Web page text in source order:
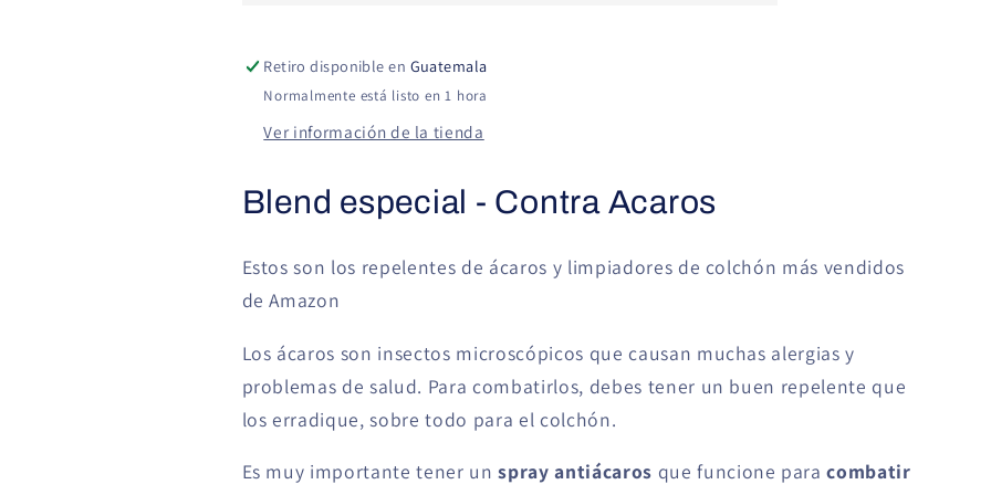
Retiro disponible en Guatemala
Normalmente está listo en 1 hora
Ver información de la tienda
Blend especial - Contra Acaros
Estos son los repelentes de ácaros y limpiadores de colchón más vendidos
de Amazon
Los ácaros son insectos microscópicos que causan muchas alergias y
problemas de salud. Para combatirlos, debes tener un buen repelente que
los erradique, sobre todo para el colchón.
Es muy importante tener un spray antiácaros que funcione para combatir